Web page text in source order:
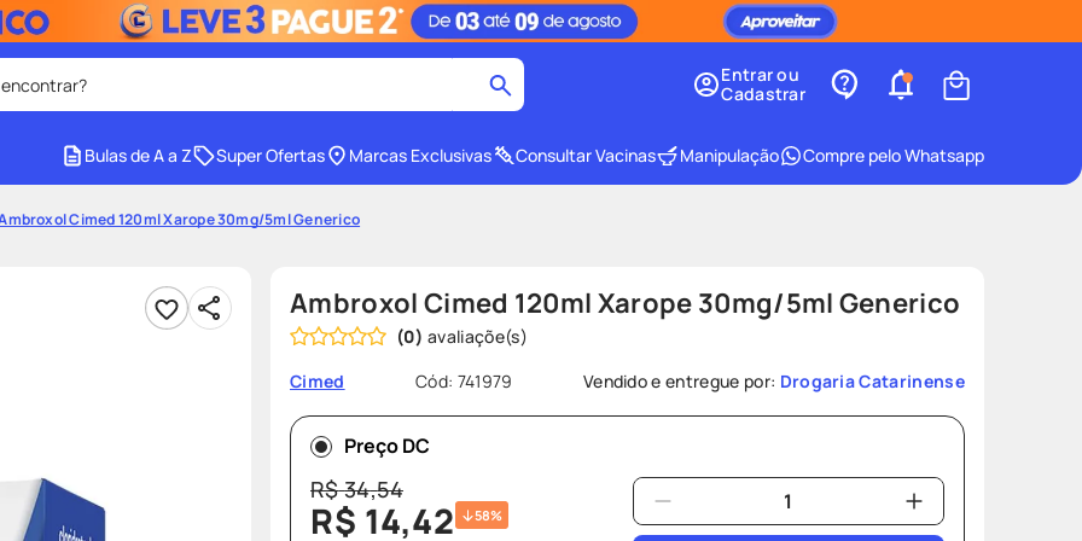
facial 4º shampoo
8º protetor solar
fralda pampers
Entrar ou
Cadastrar
Bulas de A a Z Super Ofertas Marcas Exclusivas Consultar Vacinas Manipulação Compre pelo Whatsapp
Cimed 120ml Xarope 30mg/5ml Generico
Ambroxol Cimed 120ml Xarope 30mg/5ml Generico
(0)
Cimed
Cód: 741979 Vendido e entregue por: Drogaria Catarinense
Preço DC
R$34,54
R$ 14,42 58%